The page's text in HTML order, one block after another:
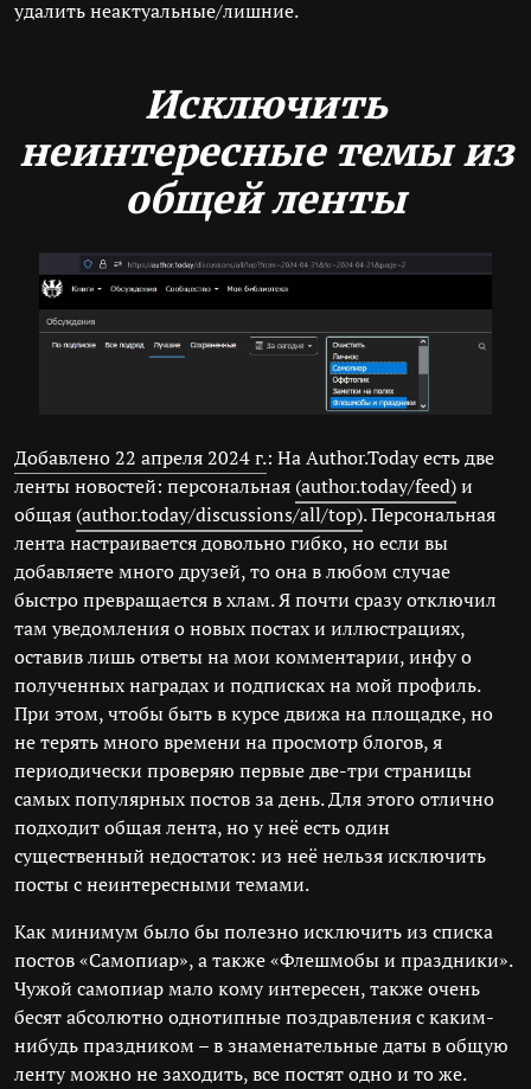
удалить неактуальные/лишние.
Исключить
неинтересные темы из
общей ленты
Добавлено 22 апреля 2024 г.: На Author.Today есть две
ленты новостей: персональная (author.today/feed)и
общая (author.today/discussions/all/top). Персональная
лента настраивается довольно гибко, но если вы
добавляете много друзей, то она в любом случае
быстро превращается в хлам. Я почти сразу отключил
там уведомления о новых постах и иллюстрациях,
оставив лишь ответы на мои комментарии, инфу о
полученных наградах и подписках на мой профиль.
При этом, чтобы быть в курсе движа на площадке, но
не терять много времени на просмотр блогов, я
периодически проверяю первые две-три страницы
самых популярных постов за день. Для этого отлично
подходит общая лента, но у неё есть один
существенный недостаток: из неё нельзя исключить
посты с неинтересными темами.
Как минимум было бы полезно исключить из списка
постов «Самопиар», а также «Флешмобы и праздники».
Чужой самопиар мало кому интересен, также очень
бесят абсолютно однотипные поздравления с каким-
нибудь праздником – в знаменательные даты в общую
ленту можно не заходить, все постят одно и то же.